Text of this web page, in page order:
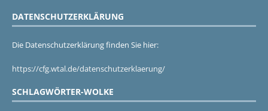
DATENSCHUTZERKLÄRUNG
Die Datenschutzerklärung finden Sie hier:
https://cfg.wtal.de/datenschutzerklaerung/
SCHLAGWÖRTER-WOLKE